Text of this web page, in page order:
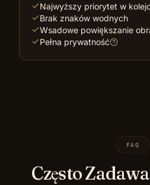
Najwyższy priorytet w
Brak znaków wodnych
Wsadowe powiększanie
Pełna prywatność
FAQ
Często